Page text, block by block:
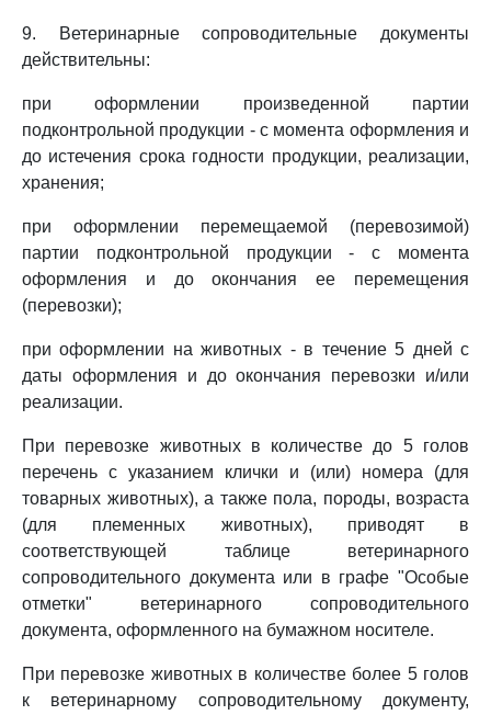
9. Ветеринарные сопроводительные документы
действительны:
при оформлении произведенной партии
подконтрольной продукции - с момента оформления и
до истечения срока годности продукции, реализации,
хранения;
при оформлении перемещаемой (перевозимой)
партии подконтрольной продукции - с момента
оформления и до окончания ее перемещения
(перевозки);
при оформлении на животных - в течение 5 дней с
даты оформления и до окончания перевозки и/или
реализации.
При перевозке животных в количестве до 5 голов
перечень с указанием клички и (или) номера (для
товарных животных), а также пола, породы, возраста
(для племенных животных), приводят в
соответствующей таблице ветеринарного
сопроводительного документа или в графе "Особые
отметки" ветеринарного сопроводительного
документа, оформленного на бумажном носителе.
При перевозке животных в количестве более 5 голов
к ветеринарному сопроводительному документу,